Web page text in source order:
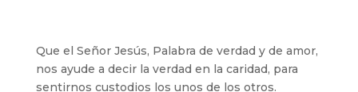
Que el Señor Jesús, Palabra de verdad y de amor,
nos ayude a decir la verdad en la caridad, para
sentirnos custodios los unos de los otros.